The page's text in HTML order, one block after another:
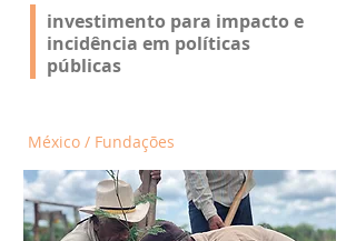
investimento para impacto e
incidência em políticas
públicas
México / Fundações